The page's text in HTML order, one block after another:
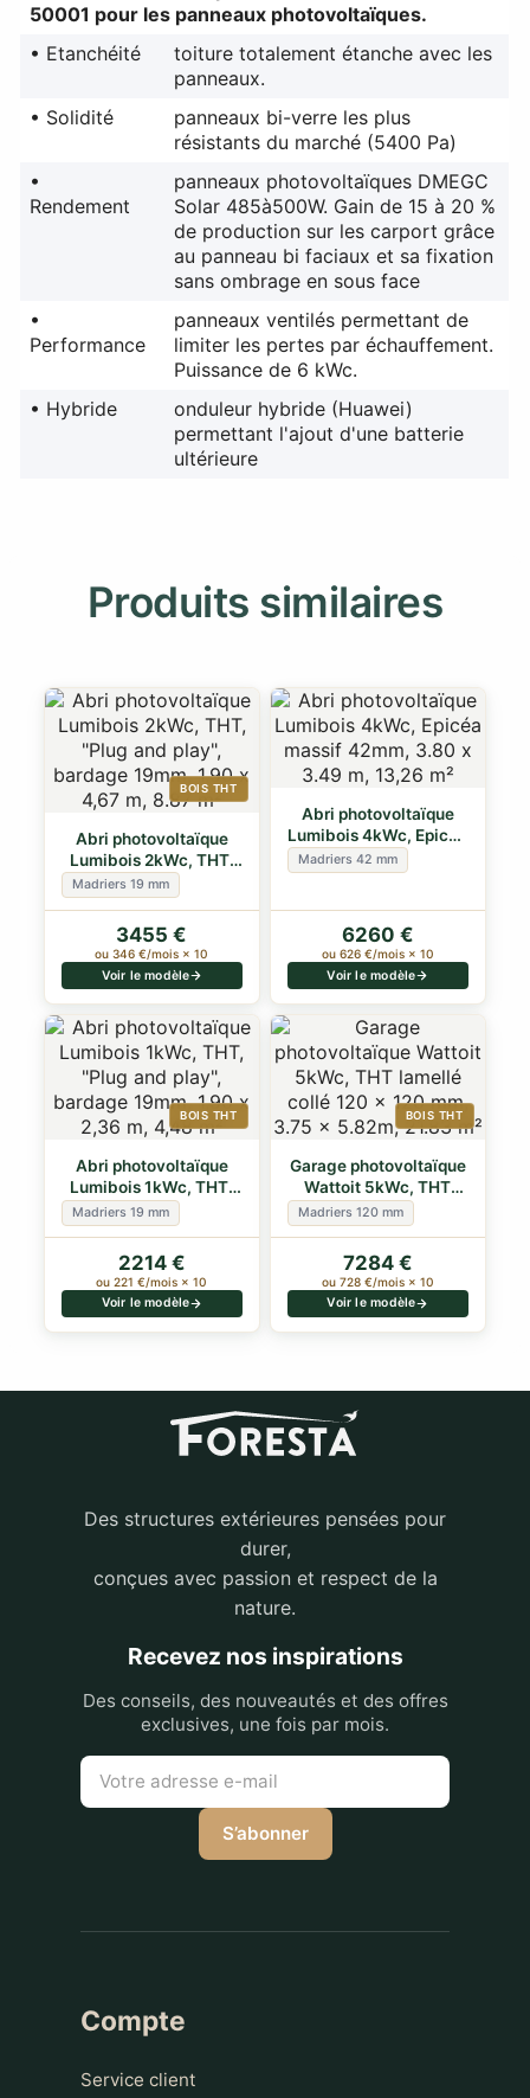
50001 pour les panneaux photovoltaïques.
• Etanchéité
toiture totalement étanche avec les
panneaux.
• Solidité
panneaux bi-verre les plus
résistants du marché (5400 Pa)
•
Rendement
panneaux photovoltaïques DMEGC
Solar 485à500W. Gain de 15 à 20 %
de production sur les carport grâce
au panneau bi faciaux et sa fixation
sans ombrage en sous face
•
Performance
panneaux ventilés permettant de
limiter les pertes par échauffement.
Puissance de 6 kWc.
• Hybride
onduleur hybride (Huawei)
permettant l'ajout d'une batterie
ultérieure
Produits similaires
BOIS THT
Abri photovoltaïque
Lumibois 2kWc, THT,
"Plug and pl…
Madriers 19 mm
3455 €
ou 346 €/mois × 10
Voir le modèle
Abri photovoltaïque
Lumibois 4kWc, Epicéa
massif 42m…
Madriers 42 mm
6260 €
ou 626 €/mois × 10
Voir le modèle
BOIS THT
Abri photovoltaïque
Lumibois 1kWc, THT,
"Plug and pl…
Madriers 19 mm
2214 €
ou 221 €/mois × 10
Voir le modèle
BOIS THT
Garage photovoltaïque
Wattoit 5kWc, THT
lamellé coll…
Madriers 120 mm
7284 €
ou 728 €/mois × 10
Voir le modèle
Des structures extérieures pensées pour
durer,
conçues avec passion et respect de la
nature.
Recevez nos inspirations
Des conseils, des nouveautés et des offres
exclusives, une fois par mois.
S’abonner
Compte
Service client